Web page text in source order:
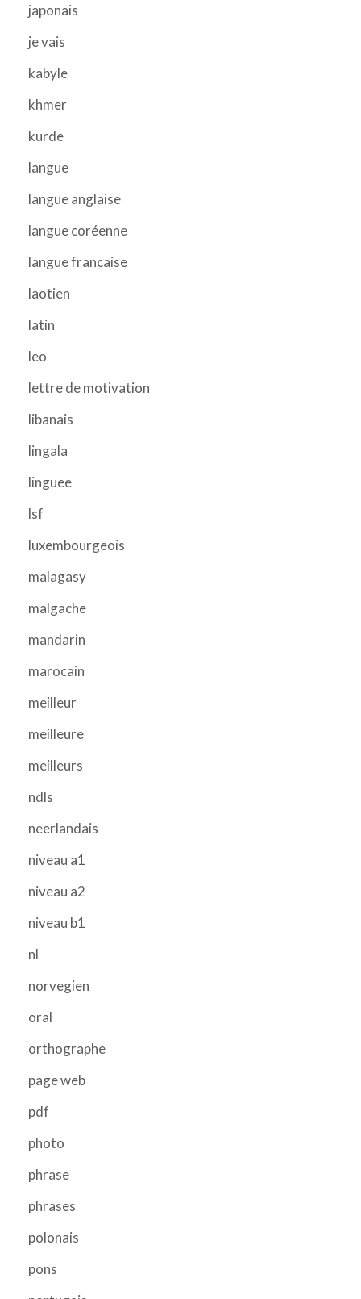
japonais
je vais
kabyle
khmer
kurde
langue
langue anglaise
langue coréenne
langue francaise
laotien
latin
leo
lettre de motivation
libanais
lingala
linguee
lsf
luxembourgeois
malagasy
malgache
mandarin
marocain
meilleur
meilleure
meilleurs
ndls
neerlandais
niveau a1
niveau a2
niveau b1
nl
norvegien
oral
orthographe
page web
pdf
photo
phrase
phrases
polonais
pons